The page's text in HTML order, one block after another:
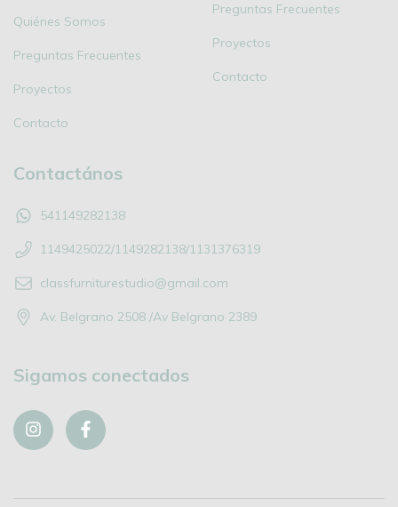
Quiénes Somos
Preguntas Frecuentes
Proyectos
Contacto
Preguntas Frecuentes
Proyectos
Contacto
Contactános
541149282138
1149425022/1149282138/1131376319
classfurniturestudio@gmail.com
Av. Belgrano 2508 /Av Belgrano 2389
Sigamos conectados